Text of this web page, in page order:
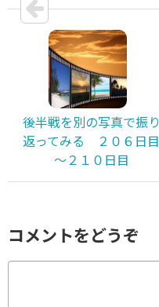
後半戦を別の写真で振り
返ってみる ２０６日目
～２１０日目
コメントをどうぞ